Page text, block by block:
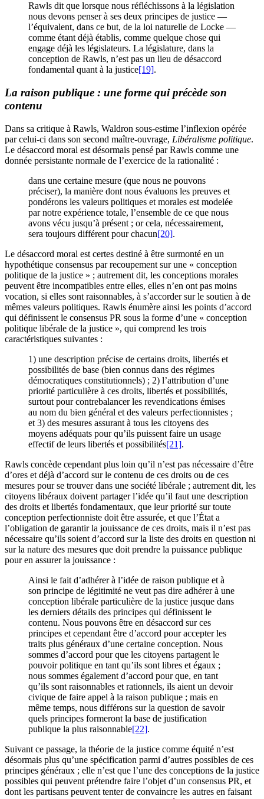
Rawls dit que lorsque nous réfléchissons à la législation
nous devons penser à ses deux principes de justice —
l’équivalent, dans ce but, de la loi naturelle de Locke —
comme étant déjà établis, comme quelque chose qui
engage déjà les législateurs. La législature, dans la
conception de Rawls, n’est pas un lieu de désaccord
fondamental quant à la justice[19].
La raison publique : une forme qui précède son
contenu
Dans sa critique à Rawls, Waldron sous-estime l’inflexion opérée
par celui-ci dans son second maître-ouvrage, Libéralisme politique.
Le désaccord moral est désormais pensé par Rawls comme une
donnée persistante normale de l’exercice de la rationalité :
dans une certaine mesure (que nous ne pouvons
préciser), la manière dont nous évaluons les preuves et
pondérons les valeurs politiques et morales est modelée
par notre expérience totale, l’ensemble de ce que nous
avons vécu jusqu’à présent ; or cela, nécessairement,
sera toujours différent pour chacun[20].
Le désaccord moral est certes destiné à être surmonté en un
hypothétique consensus par recoupement sur une « conception
politique de la justice » ; autrement dit, les conceptions morales
peuvent être incompatibles entre elles, elles n’en ont pas moins
vocation, si elles sont raisonnables, à s’accorder sur le soutien à de
mêmes valeurs politiques. Rawls énumère ainsi les points d’accord
qui définissent le consensus PR sous la forme d’une « conception
politique libérale de la justice », qui comprend les trois
caractéristiques suivantes :
1) une description précise de certains droits, libertés et
possibilités de base (bien connus dans des régimes
démocratiques constitutionnels) ; 2) l’attribution d’une
priorité particulière à ces droits, libertés et possibilités,
surtout pour contrebalancer les revendications émises
au nom du bien général et des valeurs perfectionnistes ;
et 3) des mesures assurant à tous les citoyens des
moyens adéquats pour qu’ils puissent faire un usage
effectif de leurs libertés et possibilités[21].
Rawls concède cependant plus loin qu’il n’est pas nécessaire d’être
d’ores et déjà d’accord sur le contenu de ces droits ou de ces
mesures pour se trouver dans une société libérale ; autrement dit, les
citoyens libéraux doivent partager l’idée qu’il faut une description
des droits et libertés fondamentaux, que leur priorité sur toute
conception perfectionniste doit être assurée, et que l’État a
l’obligation de garantir la jouissance de ces droits, mais il n’est pas
nécessaire qu’ils soient d’accord sur la liste des droits en question ni
sur la nature des mesures que doit prendre la puissance publique
pour en assurer la jouissance :
Ainsi le fait d’adhérer à l’idée de raison publique et à
son principe de légitimité ne veut pas dire adhérer à une
conception libérale particulière de la justice jusque dans
les derniers détails des principes qui définissent le
contenu. Nous pouvons être en désaccord sur ces
principes et cependant être d’accord pour accepter les
traits plus généraux d’une certaine conception. Nous
sommes d’accord pour que les citoyens partagent le
pouvoir politique en tant qu’ils sont libres et égaux ;
nous sommes également d’accord pour que, en tant
qu’ils sont raisonnables et rationnels, ils aient un devoir
civique de faire appel à la raison publique ; mais en
même temps, nous différons sur la question de savoir
quels principes formeront la base de justification
publique la plus raisonnable[22].
Suivant ce passage, la théorie de la justice comme équité n’est
désormais plus qu’une spécification parmi d’autres possibles de ces
principes généraux ; elle n’est que l’une des conceptions de la justice
possibles qui peuvent prétendre faire l’objet d’un consensus PR, et
dont les partisans peuvent tenter de convaincre les autres en faisant